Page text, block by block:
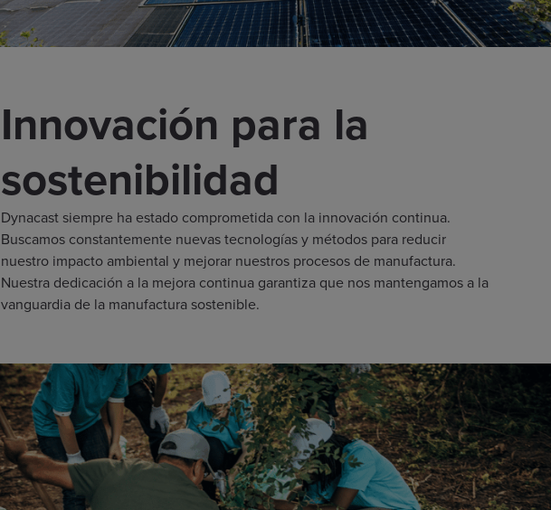
Innovación para la
sostenibilidad
Dynacast siempre ha estado comprometida con la innovación continua.
Buscamos constantemente nuevas tecnologías y métodos para reducir
nuestro impacto ambiental y mejorar nuestros procesos de manufactura.
Nuestra dedicación a la mejora continua garantiza que nos mantengamos a la
vanguardia de la manufactura sostenible.